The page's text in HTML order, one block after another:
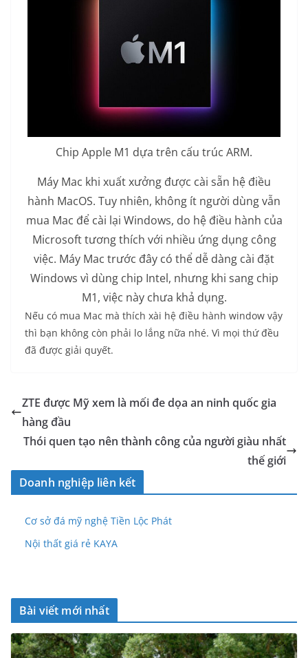
Chip Apple M1 dựa trên cấu trúc ARM.
Máy Mac khi xuất xưởng được cài sẵn hệ điều
hành MacOS. Tuy nhiên, không ít người dùng vẫn
mua Mac để cài lại Windows, do hệ điều hành của
Microsoft tương thích với nhiều ứng dụng công
việc. Máy Mac trước đây có thể dễ dàng cài đặt
Windows vì dùng chip Intel, nhưng khi sang chip
M1, việc này chưa khả dụng.
Nếu có mua Mac mà thích xài hệ điều hành window vậy
thì bạn không còn phải lo lắng nữa nhé. Vì mọi thứ đều
đã được giải quyết.
ZTE được Mỹ xem là mối đe dọa an ninh quốc gia
hàng đầu
Thói quen tạo nên thành công của người giàu nhất
thế giới
Doanh nghiệp liên kết
Cơ sở đá mỹ nghệ Tiền Lộc Phát
Nội thất giá rẻ KAYA
Bài viết mới nhất